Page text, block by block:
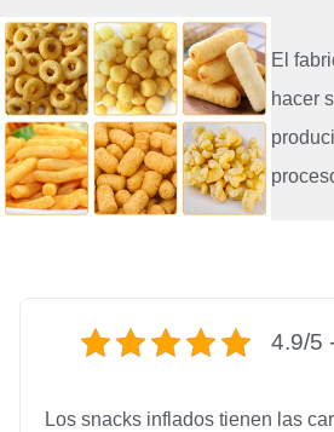
El
hacer
4.9/5
Los snacks inflados tienen las